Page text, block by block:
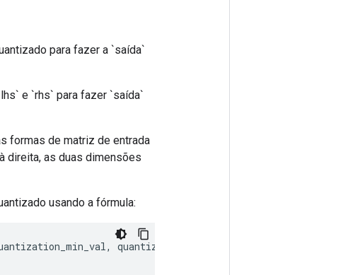
para fazer a `saída`
e `rhs` para fazer `saída`
formas de matriz de entrada
direita, as duas dimensões
usando a fórmula:
, quantization_max_val